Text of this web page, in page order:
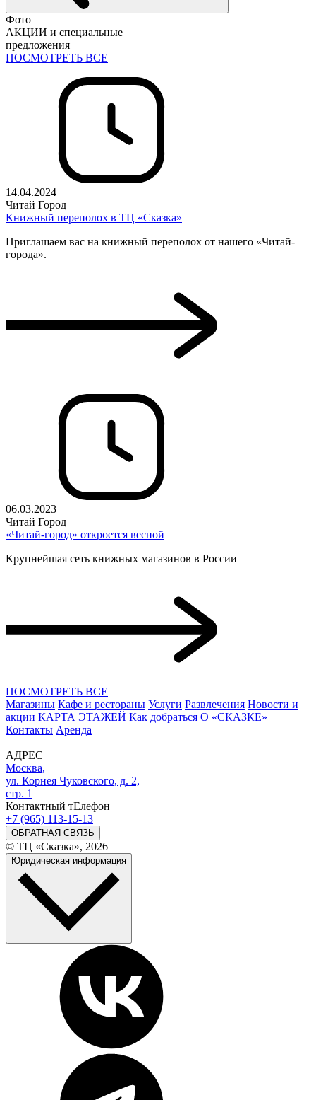
Фото
АКЦИИ и специальные
предложения
ПОСМОТРЕТЬ ВСЕ
14.04.2024
Читай Город
Книжный переполох в ТЦ «Сказка»
Приглашаем вас на книжный переполох от нашего «Читай-
города».
06.03.2023
Читай Город
«Читай-город» откроется весной
Крупнейшая сеть книжных магазинов в России
ПОСМОТРЕТЬ ВСЕ
Магазины Кафе и рестораны Услуги Развлечения Новости и
акции КАРТА ЭТАЖЕЙ Как добраться О «СКАЗКЕ»
Контакты Аренда
АДРЕС
Москва,
ул. Корнея Чуковского, д. 2,
стр. 1
Контактный тЕлефон
+7 (965) 113-15-13
ОБРАТНАЯ СВЯЗЬ
© ТЦ «Сказка», 2026
Юридическая информация